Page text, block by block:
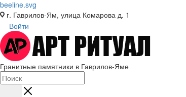
г. Гаврилов-Ям, улица Комарова д. 1
Войти
Гранитные памятники в Гаврилов-Яме